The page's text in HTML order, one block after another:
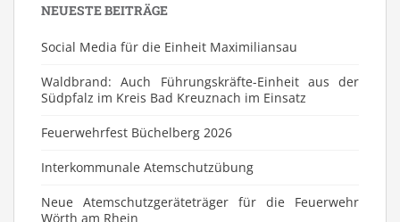
NEUESTE BEITRÄGE
Social Media für die Einheit Maximiliansau
Waldbrand: Auch Führungskräfte-Einheit aus der
Südpfalz im Kreis Bad Kreuznach im Einsatz
Feuerwehrfest Büchelberg 2026
⁠Interkommunale Atemschutzübung
Neue Atemschutzgeräteträger für die Feuerwehr
Wörth am Rhein